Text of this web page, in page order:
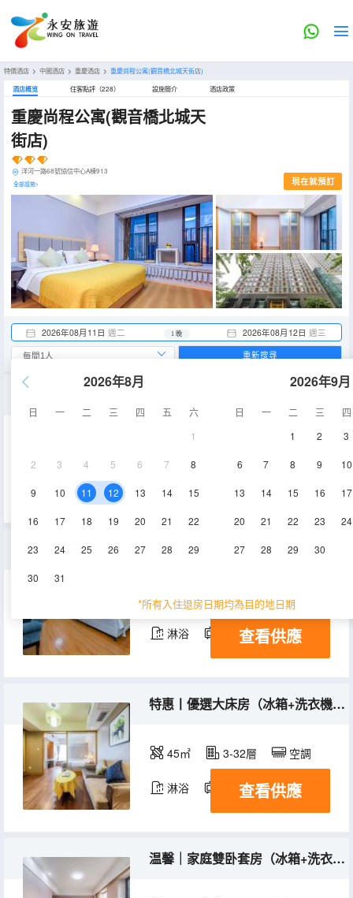
特價酒店 > 中國酒店 > 重慶酒店 > 重慶尚程公寓(觀音橋北城天街店)
酒店概览 住客點評（228） 設施簡介 酒店政策
重慶尚程公寓(觀音橋北城天
街店)
洋河一路68號協信中心A棟913
全部設施> 現在就預訂
2026年08月11日 週二 2026年08月12日 週三
1 晚
2026年8月
日 一 二 三 四 五
六
1
2 3 4 5 6 7 8
9 10 11 12 13 14 15
16 17 18 19 20 21 22
23 24 25 26 27 28 29
30 31
2026年9月
日 一 二 三
四
1
2 3
6 7 8 9 10
13 14 15 16 17
20 21 22 23 24
27 28 29 30
*所有入住退房日期均為目的地日期
重新搜尋
56-58㎡ 空調
56㎡ 3-32層 空調
淋浴 電視機 冰箱
查看供應
特惠丨優選大床房（冰箱+洗衣機+乾濕分離）
45㎡ 3-32層 空調
淋浴 電視機 冰箱
查看供應
温馨｜家庭雙卧套房（冰箱+洗衣機+乾濕分離）